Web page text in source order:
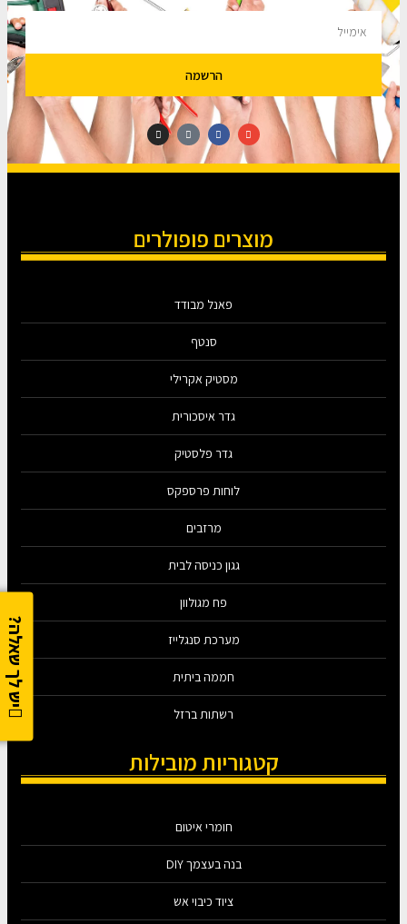
יש לך שאלה?
הרשמה
מוצרים פופולרים
פאנל מבודד
סנטף
מסטיק אקרילי
גדר איסכורית
גדר פלסטיק
לוחות פרספקס
מרזבים
גגון כניסה לבית
פח מגולוון
מערכת סנגלייז
חממה ביתית
רשתות ברזל
קטגוריות מובילות
חומרי איטום
בנה בעצמך DIY
ציוד כיבוי אש